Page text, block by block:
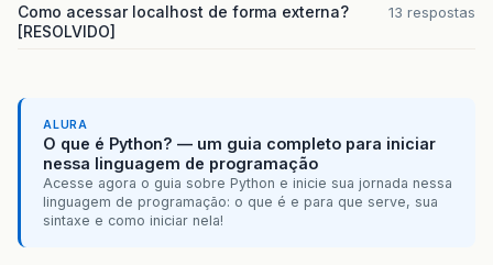
Como acessar localhost de forma externa?
[RESOLVIDO]
13 respostas
ALURA
O que é Python? — um guia completo para iniciar
nessa linguagem de programação
Acesse agora o guia sobre Python e inicie sua jornada nessa
linguagem de programação: o que é e para que serve, sua
sintaxe e como iniciar nela!